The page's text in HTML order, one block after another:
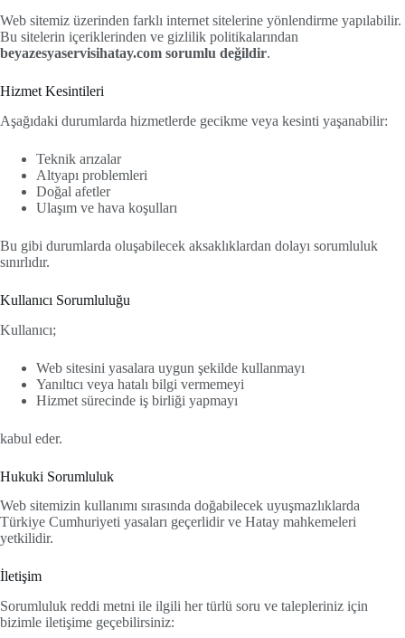
Web sitemiz üzerinden farklı internet sitelerine yönlendirme yapılabilir.
Bu sitelerin içeriklerinden ve gizlilik politikalarından
beyazesyaservisihatay.com sorumlu değildir.
Hizmet Kesintileri
Aşağıdaki durumlarda hizmetlerde gecikme veya kesinti yaşanabilir:
Teknik arızalar
Altyapı problemleri
Doğal afetler
Ulaşım ve hava koşulları
Bu gibi durumlarda oluşabilecek aksaklıklardan dolayı sorumluluk
sınırlıdır.
Kullanıcı Sorumluluğu
Kullanıcı;
Web sitesini yasalara uygun şekilde kullanmayı
Yanıltıcı veya hatalı bilgi vermemeyi
Hizmet sürecinde iş birliği yapmayı
kabul eder.
Hukuki Sorumluluk
Web sitemizin kullanımı sırasında doğabilecek uyuşmazlıklarda
Türkiye Cumhuriyeti yasaları geçerlidir ve Hatay mahkemeleri
yetkilidir.
İletişim
Sorumluluk reddi metni ile ilgili her türlü soru ve talepleriniz için
bizimle iletişime geçebilirsiniz: